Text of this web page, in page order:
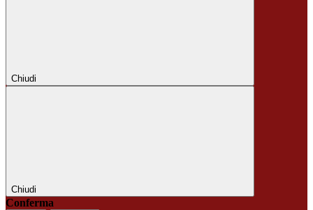
Chiudi
Chiudi
Conferma